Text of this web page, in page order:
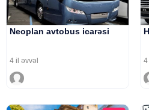
Neoplan avtobus icarəsi
4 il əvvəl 4